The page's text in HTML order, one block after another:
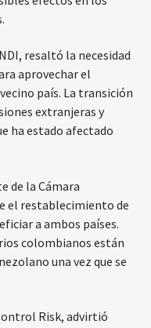
resaltó la necesidad
aprovechar el
país. La transición
extranjeras y
ha estado afectado
de la Cámara
el restablecimiento de
a ambos países.
colombianos están
una vez que se
Risk, advirtió